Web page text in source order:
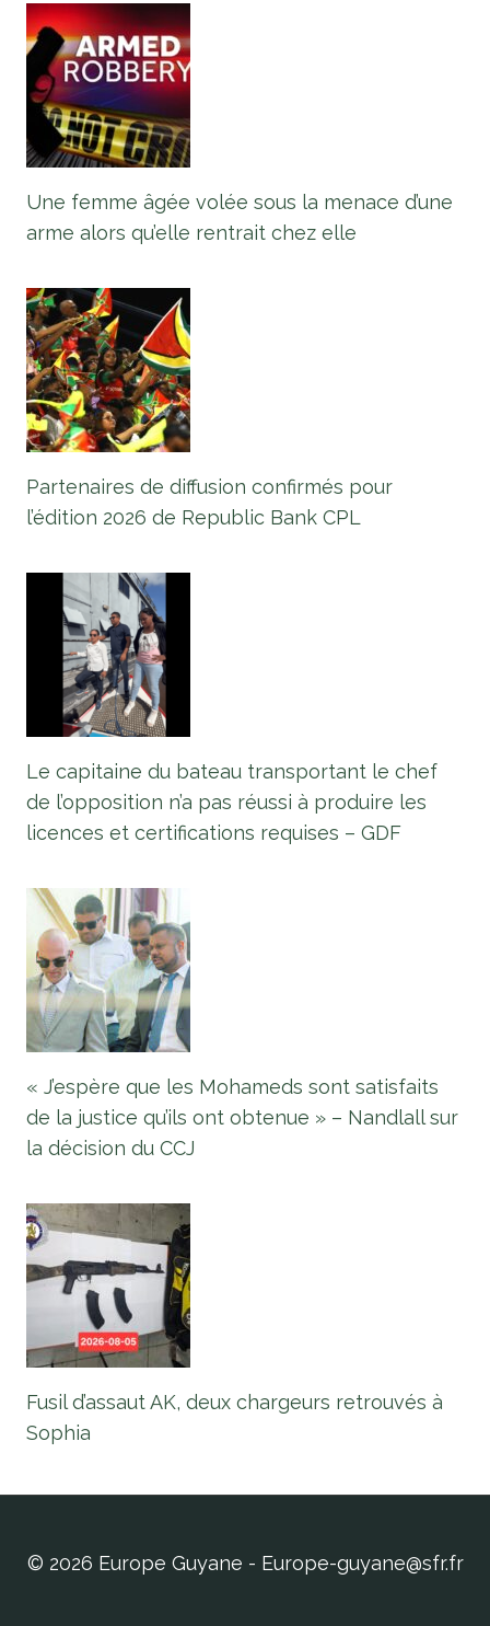
Une femme âgée volée sous la menace d’une
arme alors qu’elle rentrait chez elle
Partenaires de diffusion confirmés pour
l’édition 2026 de Republic Bank CPL
Le capitaine du bateau transportant le chef
de l’opposition n’a pas réussi à produire les
licences et certifications requises – GDF
« J’espère que les Mohameds sont satisfaits
de la justice qu’ils ont obtenue » – Nandlall sur
la décision du CCJ
Fusil d’assaut AK, deux chargeurs retrouvés à
Sophia
© 2026 Europe Guyane - Europe-guyane@sfr.fr